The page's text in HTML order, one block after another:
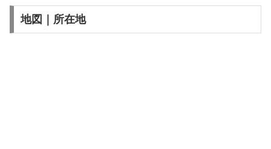
地図｜所在地